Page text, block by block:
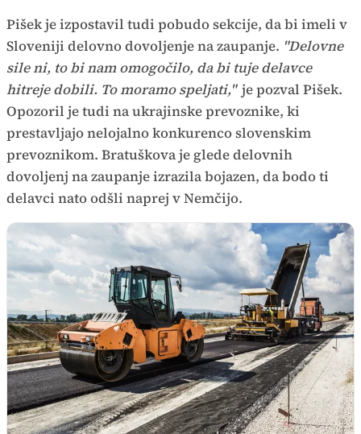
Pišek je izpostavil tudi pobudo sekcije, da bi imeli v
Sloveniji delovno dovoljenje na zaupanje. "Delovne
sile ni, to bi nam omogočilo, da bi tuje delavce
hitreje dobili. To moramo speljati," je pozval Pišek.
Opozoril je tudi na ukrajinske prevoznike, ki
prestavljajo nelojalno konkurenco slovenskim
prevoznikom. Bratuškova je glede delovnih
dovoljenj na zaupanje izrazila bojazen, da bodo ti
delavci nato odšli naprej v Nemčijo.